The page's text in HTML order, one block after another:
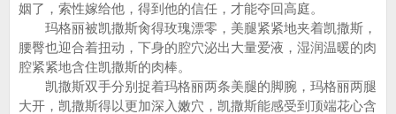
姻了，索性嫁给他，得到他的信任，才能夺回高庭。
玛格丽被凯撒斯肏得玫瑰漂零，美腿紧紧地夹着凯撒斯，
腰臀也迎合着扭动，下身的腔穴泌出大量爱液，湿润温暖的肉
腔紧紧地含住凯撒斯的肉棒。
凯撒斯双手分别捉着玛格丽两条美腿的脚腕，玛格丽两腿
大开，凯撒斯得以更加深入嫩穴，凯撒斯能感受到顶端花心含